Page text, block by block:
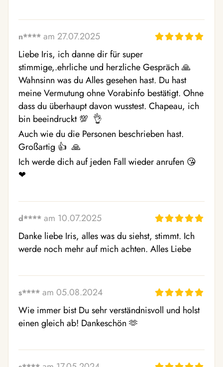
n**** am 27.07.2025
Liebe Iris, ich danne dir für super
stimmige,.ehrliche und herzliche Gespräch 🙏
Wahnsinn was du Alles gesehen hast. Du hast
meine Vermutung ohne Vorabinfo bestätigt. Ohne
dass du überhaupt davon wusstest. Chapeau, ich
bin beeindruckt 💯  👌
Auch wie du die Personen beschrieben hast.
Großartig 👍  🙏
Ich werde dich auf jeden Fall wieder anrufen 😘
❤ ️
d**** am 10.07.2025
Danke liebe Iris, alles was du siehst, stimmt. Ich
werde noch mehr auf mich achten. Alles Liebe
s**** am 05.08.2024
Wie immer bist Du sehr verständnisvoll und holst
einen gleich ab! Dankeschön 🫶